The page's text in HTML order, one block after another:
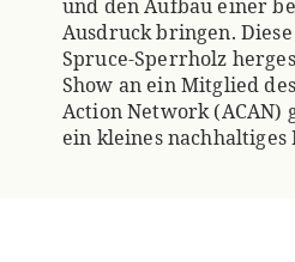
und den Aufbau einer
Ausdruck bringen.
Spruce-Sperrholz
Show an ein Mitglied
Action Network (ACAN)
ein kleines nachhaltiges